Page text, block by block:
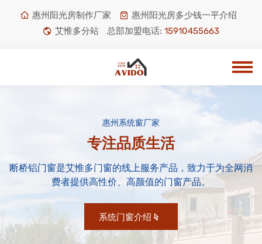
惠州阳光房制作厂家
惠州阳光房多少钱一平介绍
艾惟多分站
总部加盟电话: 15910455663
惠州系统窗厂家
专注品质生活
断桥铝门窗是艾惟多门窗的线上服务产品，致力于为全网消
费者提供高性价、高颜值的门窗产品。
系统门窗介绍